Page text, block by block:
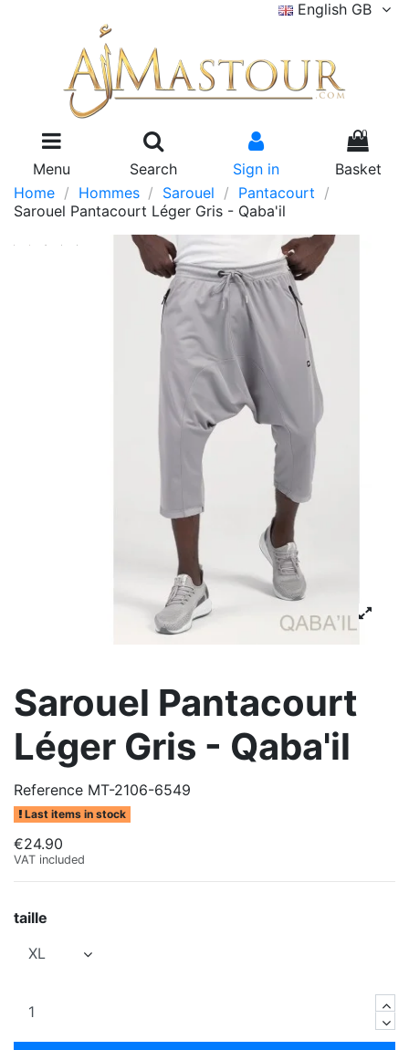
English GB
Menu Search Sign in
0
Basket
Home
Hommes Sarouel
Pantacourt
Sarouel Pantacourt Léger Gris - Qaba'il
Sarouel Pantacourt
Léger Gris - Qaba'il
Reference MT-2106-6549
Last items in stock
€24.90
VAT included
taille